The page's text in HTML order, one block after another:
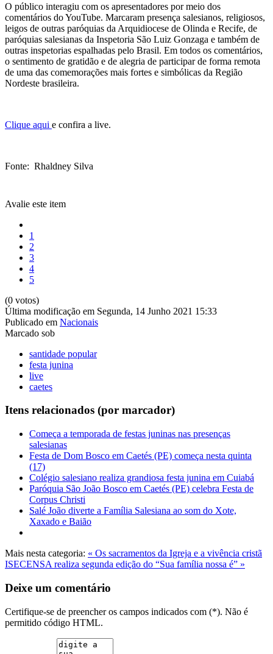
O público interagiu com os apresentadores por meio dos
comentários do YouTube. Marcaram presença salesianos, religiosos,
leigos de outras paróquias da Arquidiocese de Olinda e Recife, de
paróquias salesianas da Inspetoria São Luiz Gonzaga e também de
outras inspetorias espalhadas pelo Brasil. Em todos os comentários,
o sentimento de gratidão e de alegria de participar de forma remota
de uma das comemorações mais fortes e simbólicas da Região
Nordeste brasileira.
Clique aqui e confira a live.
Fonte: Rhaldney Silva
Avalie este item
1
2
3
4
5
(0 votos)
Última modificação em Segunda, 14 Junho 2021 15:33
Publicado em Nacionais
Marcado sob
santidade popular
festa junina
live
caetes
Itens relacionados (por marcador)
Começa a temporada de festas juninas nas presenças
salesianas
Festa de Dom Bosco em Caetés (PE) começa nesta quinta
(17)
Colégio salesiano realiza grandiosa festa junina em Cuiabá
Paróquia São João Bosco em Caetés (PE) celebra Festa de
Corpus Christi
Salé João diverte a Família Salesiana ao som do Xote,
Xaxado e Baião
Mais nesta categoria: « Os sacramentos da Igreja e a vivência cristã
ISECENSA realiza segunda edição do “Sua família nossa é” »
Deixe um comentário
Certifique-se de preencher os campos indicados com (*). Não é
permitido código HTML.